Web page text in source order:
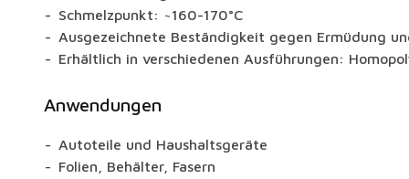
Schmelzpunkt: ~160-170°C
Ausgezeichnete Beständigkeit gegen Ermüdung
Erhältlich in verschiedenen Ausführungen:
Anwendungen
Autoteile und Haushaltsgeräte
Folien, Behälter, Fasern